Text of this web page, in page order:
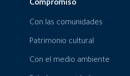
Con las comunidades
Patrimonio cultural
Con el medio ambiente